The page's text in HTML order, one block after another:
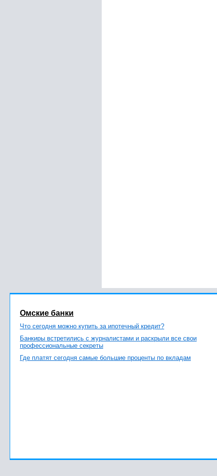
Омские банки
Что сегодня можно купить за ипотечный кредит?
Банкиры встретились с журналистами и раскрыли все свои
профессиональные секреты
Где платят сегодня самые большие проценты по вкладам